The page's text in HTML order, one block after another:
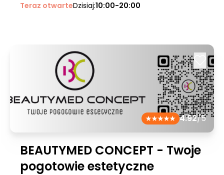
Teraz otwarteDzisiaj:10:00-20:00
4.92/5
BEAUTYMED CONCEPT - Twoje
pogotowie estetyczne